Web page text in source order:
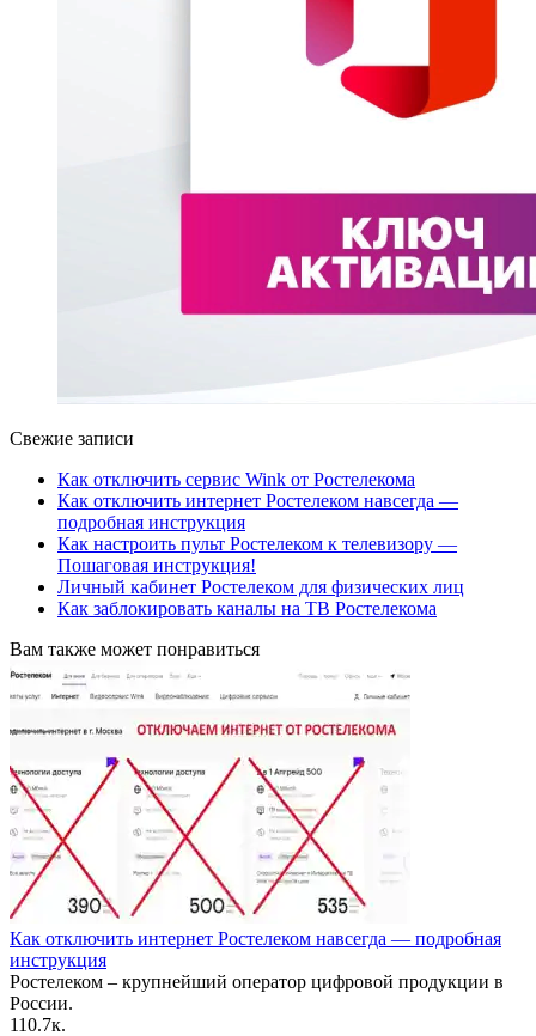
Свежие записи
Как отключить сервис Wink от Ростелекома
Как отключить интернет Ростелеком навсегда —
подробная инструкция
Как настроить пульт Ростелеком к телевизору —
Пошаговая инструкция!
Личный кабинет Ростелеком для физических лиц
Как заблокировать каналы на ТВ Ростелекома
Вам также может понравиться
Как отключить интернет Ростелеком навсегда — подробная
инструкция
Ростелеком – крупнейший оператор цифровой продукции в
России.
110.7к.